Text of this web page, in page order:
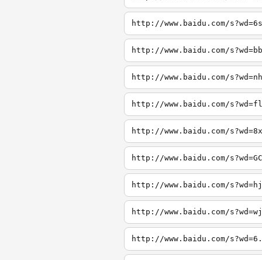
http://www.baidu.com/
http://www.baidu.com/
http://www.baidu.com/
http://www.baidu.com/
http://www.baidu.com/
http://www.baidu.com/
http://www.baidu.com/
http://www.baidu.com/
http://www.baidu.com/